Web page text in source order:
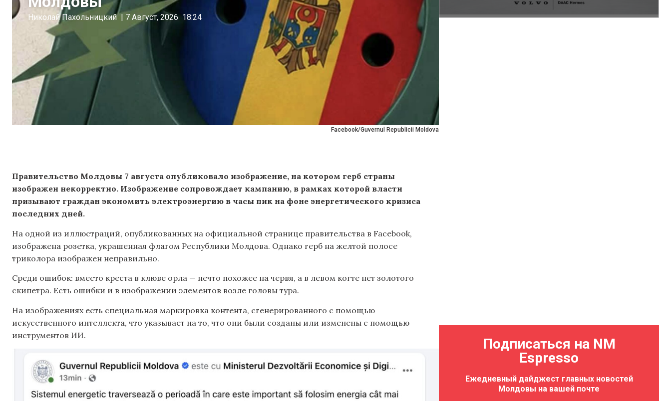
Facebook/Guvernul Republicii Moldova
Николай Пахольницкий 7 Август, 2026 18:24
Правительство Молдовы 7 августа опубликовало изображение, на котором герб страны
изображен некорректно. Изображение сопровождает кампанию, в рамках которой власти
призывают граждан экономить электроэнергию в часы пик на фоне энергетического кризиса
последних дней.
На одной из иллюстраций, опубликованных на официальной странице правительства в Facebook,
изображена розетка, украшенная флагом Республики Молдова. Однако герб на желтой полосе
триколора изображен неправильно.
Среди ошибок: вместо креста в клюве орла — нечто похожее на червя, а в левом когте нет золотого
скипетра. Есть ошибки и в изображении элементов возле головы тура.
На изображениях есть специальная маркировка контента, сгенерированного с помощью
искусственного интеллекта, что указывает на то, что они были созданы или изменены с помощью
инструментов ИИ.
Подписаться на NM
Espresso
Ежедневный дайджест главных новостей
Молдовы на вашей почте